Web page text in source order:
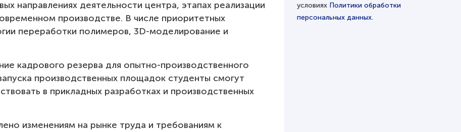
направлениях деятельности центра, этапах реализации
производстве. В числе приоритетных
переработки полимеров, 3D-моделирование и
кадрового резерва для опытно-производственного
производственных площадок студенты смогут
в прикладных разработках и производственных
изменениям на рынке труда и требованиям к
условиях Политики обработки
персональных данных.